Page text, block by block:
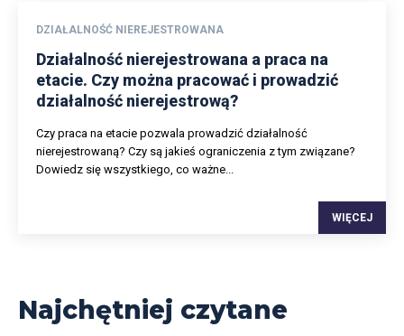
DZIAŁALNOŚĆ NIEREJESTROWANA
Działalność nierejestrowana a praca na
etacie. Czy można pracować i prowadzić
działalność nierejestrową?
Czy praca na etacie pozwala prowadzić działalność
nierejestrowaną? Czy są jakieś ograniczenia z tym związane?
Dowiedz się wszystkiego, co ważne...
WIĘCEJ
Najchętniej czytane